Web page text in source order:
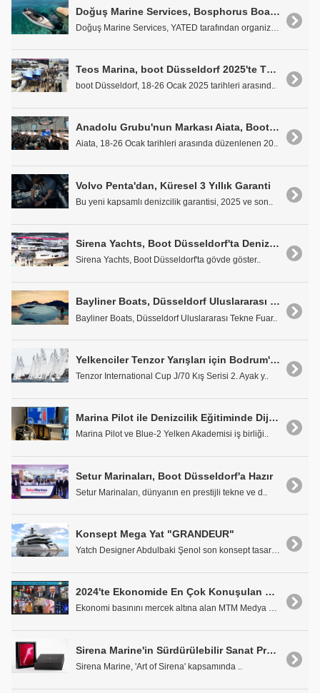
Doğuş Marine Services, Bosphorus Boat Show Kara Fuarı'nda
Teos Marina, boot Düsseldorf 2025'te Türkiye'yi Başarıyla Temsil Etti
boot Düsseldorf, 18-26 Ocak 2025 tarihleri arasınd..
Anadolu Grubu'nun Markası Aiata, Boot Düsseldorf'ta Dünya Prömiyerini Gerçekleştirdi
Aiata, 18-26 Ocak tarihleri arasında düzenlenen 20..
Volvo Penta'dan, Küresel 3 Yıllık Garanti
Bu yeni kapsamlı denizcilik garantisi, 2025 ve son..
Sirena Yachts, Boot Düsseldorf'ta Denizseverlerle Buluştu
Sirena Yachts, Boot Düsseldorf'ta gövde göster..
Bayliner Boats, Düsseldorf Uluslararası Tekne Fuarı'nda Yeni C21'i Tanıttı
Bayliner Boats, Düsseldorf Uluslararası Tekne Fuar..
Yelkenciler Tenzor Yarışları için Bodrum'da Buluştu
Tenzor International Cup J/70 Kış Serisi 2. Ayak y..
Marina Pilot ile Denizcilik Eğitiminde Dijital Dönüşüm ve Ortak Tekne İşbirliği
Marina Pilot ve Blue-2 Yelken Akademisi iş birliği..
Setur Marinaları, Boot Düsseldorf'a Hazır
Setur Marinaları, dünyanın en prestijli tekne ve d..
Konsept Mega Yat "GRANDEUR"
Yatch Designer Abdulbaki Şenol son konsept tasarım..
2024'te Ekonomide En Çok Konuşulan Konular
Ekonomi basınını mercek altına alan MTM Medya Taki..
Sirena Marine'in Sürdürülebilir Sanat Projesi
Sirena Marine, 'Art of Sirena' kapsamında ..